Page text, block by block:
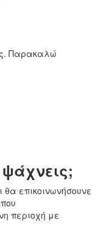
Παρακαλώ
θα επικοινωνήσουνε
περιοχή με